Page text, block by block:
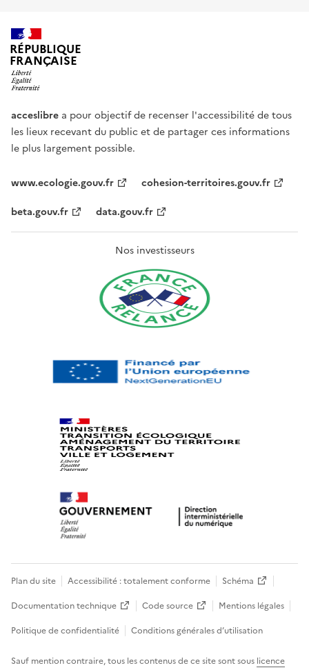
RÉPUBLIQUE
FRANÇAISE
acceslibre a pour objectif de recenser l'accessibilité de tous
les lieux recevant du public et de partager ces informations
le plus largement possible.
www.ecologie.gouv.fr
cohesion-territoires.gouv.fr
beta.gouv.fr
data.gouv.fr
Nos investisseurs
Plan du site Accessibilité : totalement conforme
Schéma
Documentation technique
Code source
Mentions légales
Politique de confidentialité
Conditions générales d’utilisation
Sauf mention contraire, tous les contenus de ce site sont sous licence